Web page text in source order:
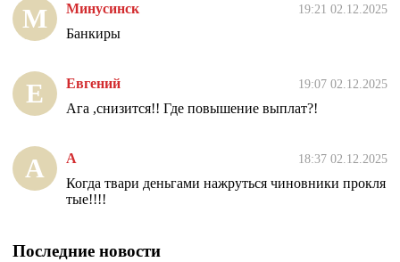
М Минусинск 19:21 02.12.2025
Банкиры
Е Евгений 19:07 02.12.2025
Ага ,снизится!! Где повышение выплат?!
А А 18:37 02.12.2025
Когда твари деньгами нажруться чиновники прокля
тые!!!!
Последние новости